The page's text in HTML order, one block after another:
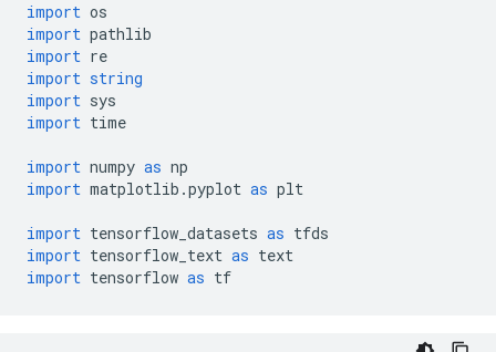
import os
import pathlib
import re
import string
import sys
import time
import numpy as np
import matplotlib .pyplot as plt
import tensorflow_datasets as tfds
import tensorflow_text as text
import tensorflow as tf